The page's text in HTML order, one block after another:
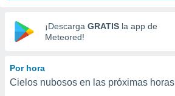
y
digital
basada
¡Descarga GRATIS la app de
Meteored!
Por hora
Cielos nubosos en las próximas horas